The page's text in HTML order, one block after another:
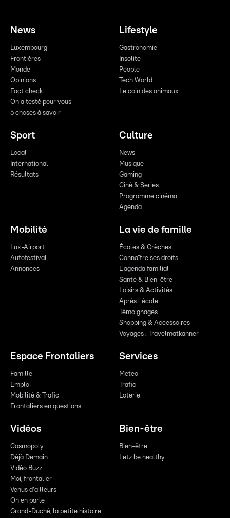
News
Luxembourg
Frontières
Monde
Opinions
Fact check
On a testé pour vous
5 choses à savoir
Lifestyle
Gastronomie
Insolite
People
Tech World
Le coin des animaux
Sport
Local
International
Résultats
Culture
News
Musique
Gaming
Ciné & Series
Programme cinéma
Agenda
Mobilité
Lux-Airport
Autofestival
Annonces
La vie de famille
Écoles & Crèches
Connaître ses droits
L'agenda familial
Santé & Bien-être
Loisirs & Activités
Après l'école
Témoignages
Shopping & Accessoires
Voyages : Travelmatkanner
Espace Frontaliers
Famille
Emploi
Mobilité & Trafic
Frontaliers en questions
Services
Meteo
Trafic
Loterie
Vidéos
Cosmopoly
Déjà Demain
Vidéo Buzz
Moi, frontalier
Venus d'ailleurs
On en parle
Grand-Duché, la petite histoire
Bien-être
Bien-être
Letz be healthy